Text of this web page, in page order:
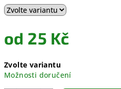
od 25 Kč
cena:
Zvolte variantu
Možnosti doručení